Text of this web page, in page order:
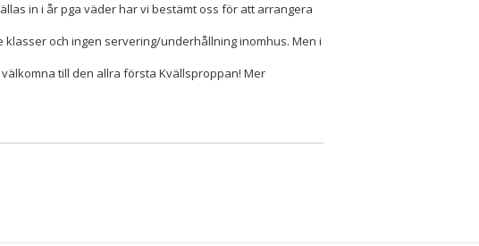
in i år pga väder har vi bestämt oss för att arrangera
och ingen servering/underhållning inomhus. Men i
till den allra första Kvällsproppan! Mer